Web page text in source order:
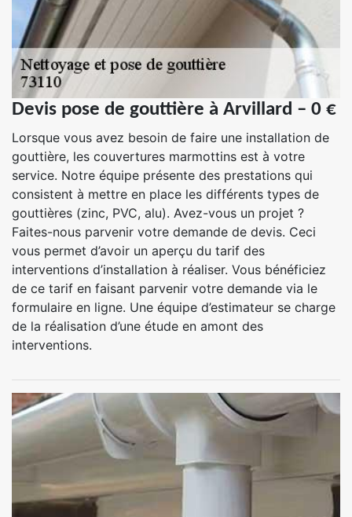
Devis pose de gouttière à Arvillard – 0 €
Lorsque vous avez besoin de faire une installation de
gouttière, les couvertures marmottins est à votre
service. Notre équipe présente des prestations qui
consistent à mettre en place les différents types de
gouttières (zinc, PVC, alu). Avez-vous un projet ?
Faites-nous parvenir votre demande de devis. Ceci
vous permet d’avoir un aperçu du tarif des
interventions d’installation à réaliser. Vous bénéficiez
de ce tarif en faisant parvenir votre demande via le
formulaire en ligne. Une équipe d’estimateur se charge
de la réalisation d’une étude en amont des
interventions.